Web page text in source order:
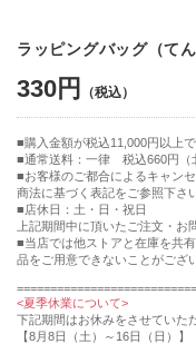
ラッピングバッグ（て
330円
購入金額が税込11,000円以上
通常送料：一律 税込660円（
■お客様のご都合によるキャン
商法に基づく表記をご参照下さ
■店休日：土・日・祝日
上記期間中に頂いたご注文・お
■当店では他ストアと在庫を共
品をご用意できないことがござ
<夏季休業について>
下記期間はお休みをさせていた
【8月8日（土）～16日（日）】